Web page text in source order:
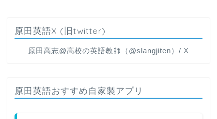
原田英語X (旧twitter)
原田高志@高校の英語教師（@slangjiten）/ X
原田英語おすすめ自家製アプリ